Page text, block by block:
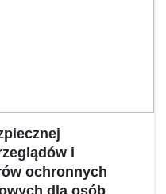
i
ochronnych
dla osób